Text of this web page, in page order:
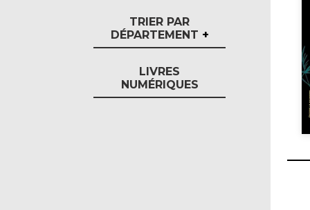
TRIER PAR
DÉPARTEMENT +
LIVRES
NUMÉRIQUES